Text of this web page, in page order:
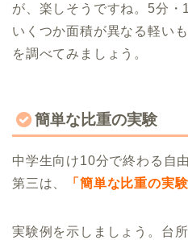
が、楽しそうですね。5分・
いくつか面積が異なる軽い
を調べてみましょう。
簡単な比重の実験
中学生向け10分で終わる自
第三は、
「簡単な比重の実験
実験例を示しましょう。台